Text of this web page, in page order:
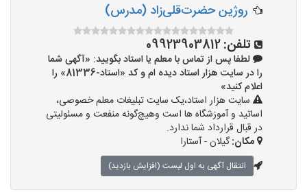
روژین حضرت‌قلی‌زاد (مدرس)
تلفن:09923903812
لطفا پس از تماس با معلم یا استاد بگویید: «آگهی شما
را در سایت هزار استاد دیده ام و کد «استاد-81336» را
اعلام کنید»
سایت هزار استاد،یک سایت تبلیغات معلم خصوصی،
اساتید و آموزشگاه ها است وهیچ‌گونه منفعت و مسئولیتی
در قبال قرارداد شما ندارد.
مکان:گیلان - آستارا
انتقال آگهی به اول لیست (افزایش بازدید)